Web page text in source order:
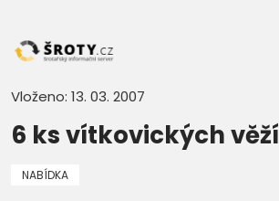
Vloženo: 13. 03. 2007
6 ks vítkovických věží
NABÍDKA